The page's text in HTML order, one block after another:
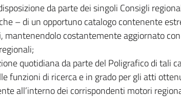
da parte dei singoli Consigli
– di un opportuno catalogo contenente
mantenendolo costantemente aggiornato
quotidiana da parte del Poligrafico di tali
funzioni di ricerca e in grado per gli atti
all’interno dei corrispondenti motori